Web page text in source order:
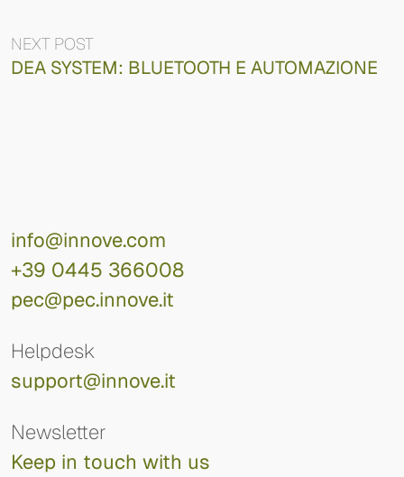
NEXT POST
DEA SYSTEM: BLUETOOTH E AUTOMAZIONE
info@innove.com
+39 0445 366008
pec@pec.innove.it
Helpdesk
support@innove.it
Newsletter
Keep in touch with us